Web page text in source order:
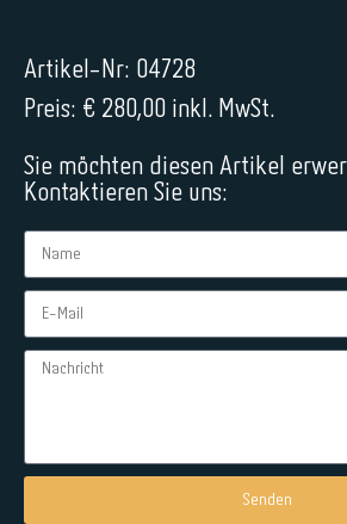
Artikel-Nr: 04728
Preis: € 280,00 inkl. MwSt.
Sie möchten diesen Artikel
Kontaktieren Sie uns:
Senden